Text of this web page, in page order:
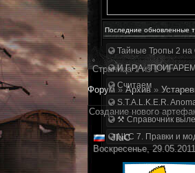
Последние обновленные
Тайные Тропы 2 на
И.Г.Р.А.
Считаем
S.T.A.L.K.E.R.
⚒ Справочник
NLC 7. Правки и
Страница1из1 1
Форум » Архив »
Создание нового
JIuC
Воскресенье,